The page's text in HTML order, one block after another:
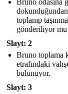
Bruno odasına
toplanıp
gönderiliyor
Slayt: 2
Bruno toplama
etrafındaki
bulunuyor.
Slayt: 3